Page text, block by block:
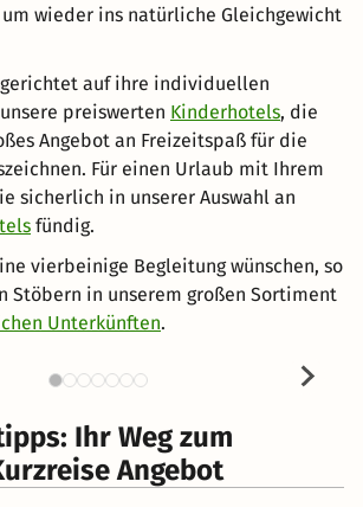
wieder ins natürliche Gleichgewicht
auf ihre individuellen
preiswerten Kinderhotels, die
Angebot an Freizeitspaß für die
Für einen Urlaub mit Ihrem
sicherlich in unserer Auswahl an
fündig.
vierbeinige Begleitung wünschen, so
Stöbern in unserem großen Sortiment
Unterkünften.
Ihr Weg zum
Angebot